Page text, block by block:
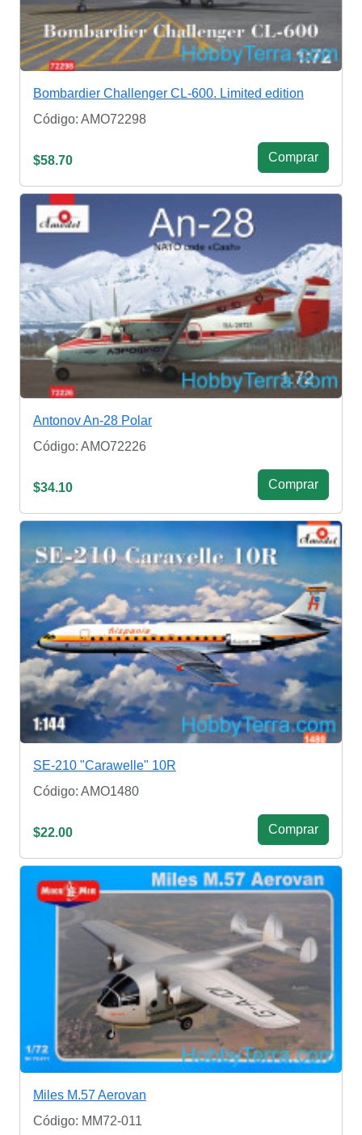
Bombardier Challenger CL-600. Limited edition
Código: AMO72298
$58.70 Сomprar
Antonov An-28 Polar
Código: AMO72226
$34.10 Сomprar
SE-210 "Carawelle" 10R
Código: AMO1480
$22.00 Сomprar
Miles M.57 Aerovan
Código: MM72-011